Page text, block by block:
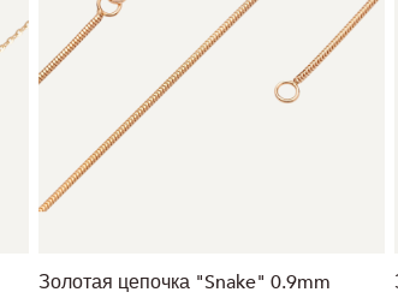
Золотая цепочка "Snake" 0.9mm